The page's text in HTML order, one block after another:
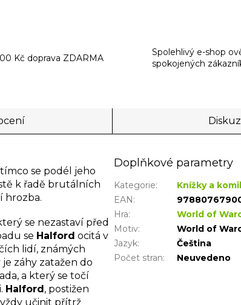
Kč doprava ZDARMA
Spolehlivý e-shop
spokojených
se podél jeho
k řadě brutálních
hrozba.
se nezastaví před
se Halford ocitá v
lidí, známých
je záhy zatažen do
a který se točí
Halford, postižen
učinit přítrž
Doplňkové parametry
Kategorie:
Knížky a
EAN:
Hra:
World of
Motiv:
World of
Jazyk:
Čeština
Počet stran: Neuvedeno